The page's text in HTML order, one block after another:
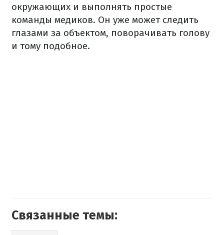
окружающих и выполнять простые
команды медиков. Он уже может следить
глазами за объектом, поворачивать голову
и тому подобное.
Связанные темы: